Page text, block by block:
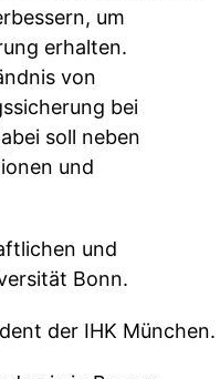
um
erhalten.
von
bei
soll neben
und
und
Bonn.
der IHK München.